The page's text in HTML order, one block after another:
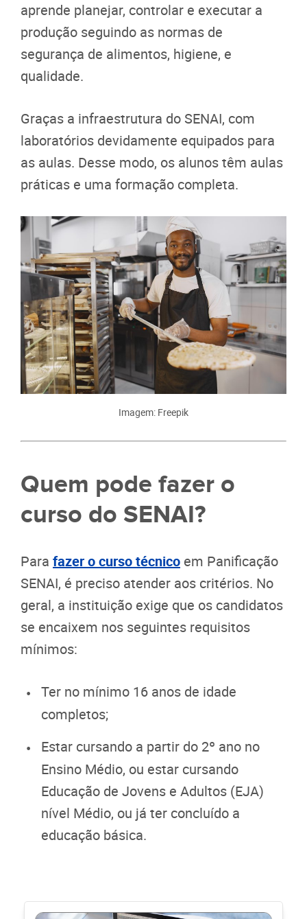
aprende planejar, controlar e executar a
produção seguindo as normas de
segurança de alimentos, higiene, e
qualidade.
Graças a infraestrutura do SENAI, com
laboratórios devidamente equipados para
as aulas. Desse modo, os alunos têm aulas
práticas e uma formação completa.
Imagem: Freepik
Quem pode fazer o
curso do SENAI?
Para fazer o curso técnico em Panificação
SENAI, é preciso atender aos critérios. No
geral, a instituição exige que os candidatos
se encaixem nos seguintes requisitos
mínimos:
Ter no mínimo 16 anos de idade
completos;
Estar cursando a partir do 2º ano no
Ensino Médio, ou estar cursando
Educação de Jovens e Adultos (EJA)
nível Médio, ou já ter concluído a
educação básica.